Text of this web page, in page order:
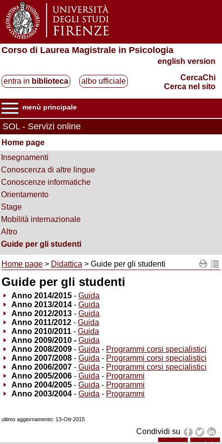
Corso di Laurea Magistrale in Psicologia
english version
entra in biblioteca albo ufficiale
CercaChi
Cerca nel sito
menù principale
SOL - Servizi online
Home page
Insegnamenti
Conoscenza di altre lingue
Conoscenze informatiche
Orientamento
Stage
Mobilità internazionale
Altro
Guide per gli studenti
Home page > Didattica > Guide per gli studenti
Guide per gli studenti
Anno 2014/2015 - Guida
Anno 2013/2014 - Guida
Anno 2012/2013 - Guida
Anno 2011/2012 - Guida
Anno 2010/2011 - Guida
Anno 2009/2010 - Guida
Anno 2008/2009 - Guida - Programmi corsi specialistici
Anno 2007/2008 - Guida - Programmi corsi specialistici
Anno 2006/2007 - Guida - Programmi corsi specialistici
Anno 2005/2006 - Guida - Programmi
Anno 2004/2005 - Guida - Programmi
Anno 2003/2004 - Guida - Programmi
ultimo aggiornamento: 13-Ott-2015
Condividi su